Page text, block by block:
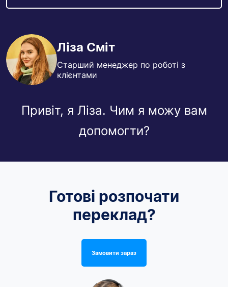
Ліза Сміт
Старший менеджер по роботі з
клієнтами
Привіт, я Ліза. Чим я можу вам
допомогти?
Готові розпочати
переклад?
Замовити зараз